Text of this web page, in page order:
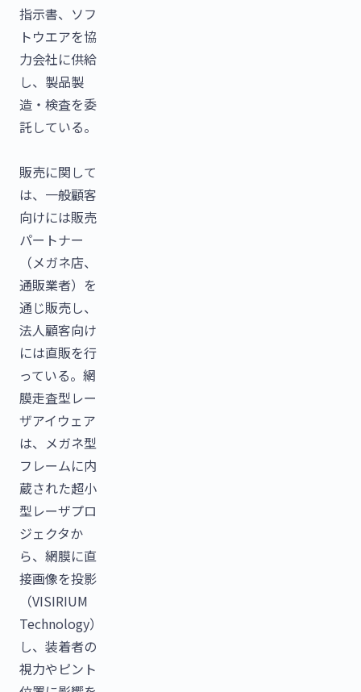
指示書、ソフ
トウエアを協
力会社に供給
し、製品製
造・検査を委
託している。
販売に関して
は、一般顧客
向けには販売
パートナー
（メガネ店、
通販業者）を
通じ販売し、
法人顧客向け
には直販を行
っている。網
膜走査型レー
ザアイウェア
は、メガネ型
フレームに内
蔵された超小
型レーザプロ
ジェクタか
ら、網膜に直
接画像を投影
（VISIRIUM
Technology）
し、装着者の
視力やピント